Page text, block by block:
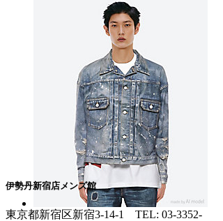
伊勢丹新宿店メンズ館
東京都新宿区新宿3-14-1 TEL: 03-3352-